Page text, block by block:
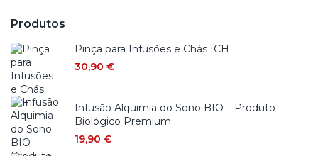
Produtos
Pinça para Infusões e Chás ICH
30,90 €
Infusão Alquimia do Sono BIO – Produto
Biológico Premium
19,90 €